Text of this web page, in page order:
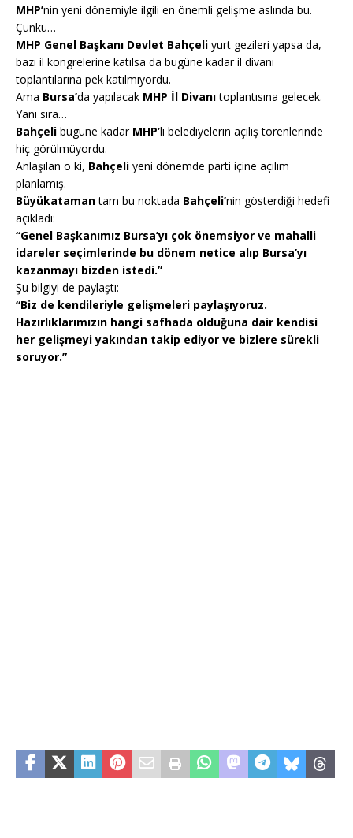
MHP’nin yeni dönemiyle ilgili en önemli gelişme aslında bu.
Çünkü…
MHP Genel Başkanı Devlet Bahçeli yurt gezileri yapsa da,
bazı il kongrelerine katılsa da bugüne kadar il divanı
toplantılarına pek katılmıyordu.
Ama Bursa’da yapılacak MHP İl Divanıtoplantısına gelecek.
Yanı sıra…
Bahçeli bugüne kadar MHP’li belediyelerin açılış törenlerinde
hiç görülmüyordu.
Anlaşılan o ki, Bahçeli yeni dönemde parti içine açılım
planlamış.
Büyükatamantam bu noktada Bahçeli’nin gösterdiği hedefi
açıkladı:
“Genel Başkanımız Bursa’yı çok önemsiyor ve mahalli
idareler seçimlerinde bu dönem netice alıp Bursa’yı
kazanmayı bizden istedi.”
Şu bilgiyi de paylaştı:
“Biz de kendileriyle gelişmeleri paylaşıyoruz.
Hazırlıklarımızın hangi safhada olduğuna dair kendisi
her gelişmeyi yakından takip ediyor ve bizlere sürekli
soruyor.”